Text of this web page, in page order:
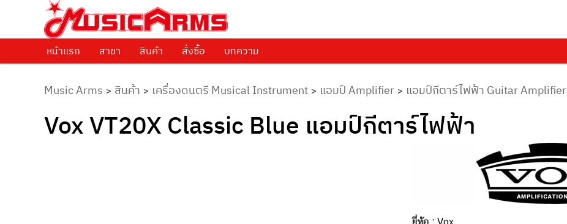
Music Arms
ศูนย์รวมครื่องดนตรีทุกชนิด ตั้งแต่เริ่มต้นถึงมืออาชีพ
Skip to primary content
หน้าแรก สาขา สินค้า สั่งซื้อ บทความ
Music Arms > สินค้า > เครื่องดนตรี Musical Instrument > แอมป์ Amplifier > แอมป์กีตาร์ไฟฟ้า Guitar Amplifier
Vox VT20X Classic Blue แอมป์กีตาร์ไฟฟ้า